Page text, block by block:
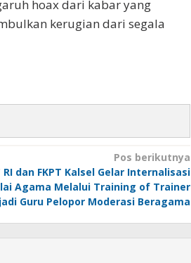
hoax dari kabar yang
kerugian dari segala
Pos berikutnya
RI dan FKPT Kalsel Gelar Internalisasi
Agama Melalui Training of Trainer
Guru Pelopor Moderasi Beragama